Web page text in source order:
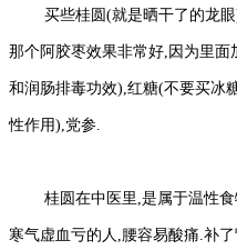
买些桂圆(就是晒干了的龙眼
那个阿胶枣效果非常好,因为里
和润肠排毒功效),红糖(不要买冰
性作用),党参.
桂圆在中医里,是属于温性食
寒气虚血亏的人,腰容易酸痛.补